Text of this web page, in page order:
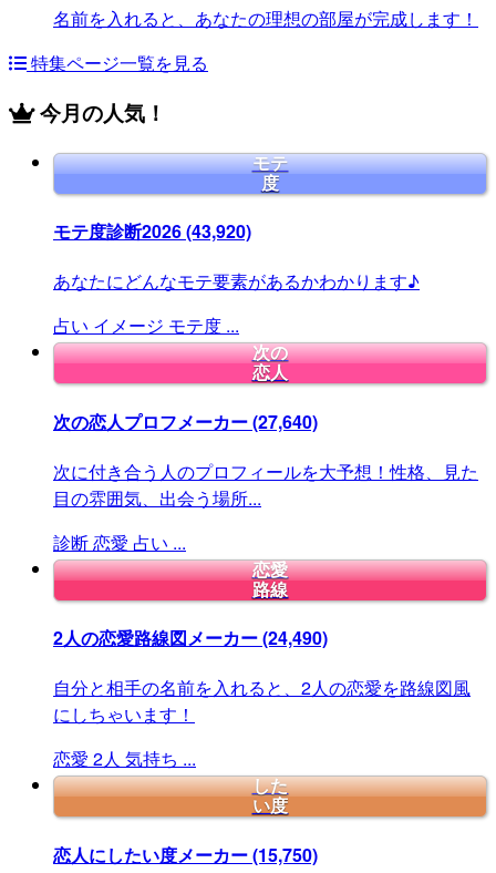
名前を入れると、あなたの理想の部屋が完成します！
特集ページ一覧を見る
今月の人気！
モテ
度
モテ度診断2026(43,920)
あなたにどんなモテ要素があるかわかります♪
占い イメージ モテ度 ...
次の
恋人
次の恋人プロフメーカー(27,640)
次に付き合う人のプロフィールを大予想！性格、見た
目の雰囲気、出会う場所...
診断恋愛 占い ...
恋愛
路線
2人の恋愛路線図メーカー(24,490)
自分と相手の名前を入れると、2人の恋愛を路線図風
にしちゃいます！
恋愛 2人 気持ち ...
した
い度
恋人にしたい度メーカー(15,750)